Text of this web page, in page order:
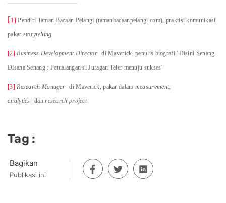
[1] Pendiri Taman Bacaan Pelangi (tamanbacaanpelangi.com), praktisi komunikasi,
pakar storytelling
[2] Business Development Director di Maverick, penulis biografi ‘Disini Senang
Disana Senang : Petualangan si Juragan Teler menuju sukses’
[3] Research Manager di Maverick, pakar dalam measurement,
analytics
danresearch project
Tag :
Bagikan
Publikasi ini